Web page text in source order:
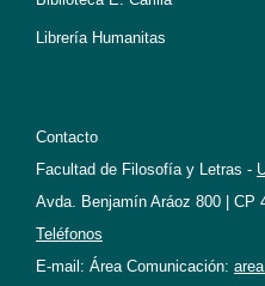
Librería Humanitas
Contacto
Facultad de Filosofía y Letras -
Avda. Benjamín Aráoz 800 | CP
Teléfonos
E-mail: Área Comunicación: